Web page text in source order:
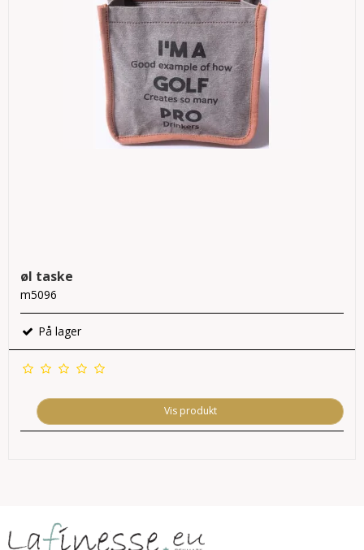
øl taske
m5096
På lager
Vis produkt